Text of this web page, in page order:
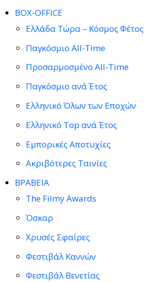
BOX-OFFICE
Ελλάδα Τώρα – Κόσμος Φέτος
Παγκόσμιο All-Time
Προσαρμοσμένο All-Time
Παγκόσμιο ανά Έτος
Ελληνικό Όλων των Εποχών
Ελληνικό Top ανά Έτος
Εμπορικές Αποτυχίες
Ακριβότερες Ταινίες
ΒΡΑΒΕΙΑ
The Filmy Awards
Όσκαρ
Χρυσές Σφαίρες
Φεστιβάλ Καννών
Φεστιβάλ Βενετίας